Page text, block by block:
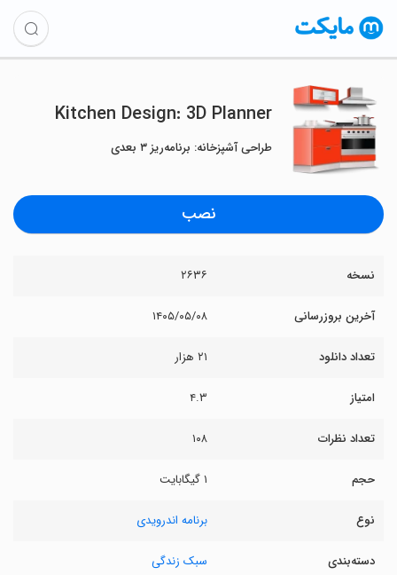
Kitchen Design: 3D Planner
طراحی آشپزخانه: برنامه‌ریز ۳ بعدی
نصب
نسخه ۲۶۳۶
آخرین بروزرسانی ۱۴۰۵/۰۵/۰۸
تعداد دانلود ۲۱ هزار
امتیاز ۴.۳
تعداد نظرات ۱۰۸
حجم ۱ گیگابایت
نوع برنامه اندرویدی
دسته‌بندی سبک زندگی